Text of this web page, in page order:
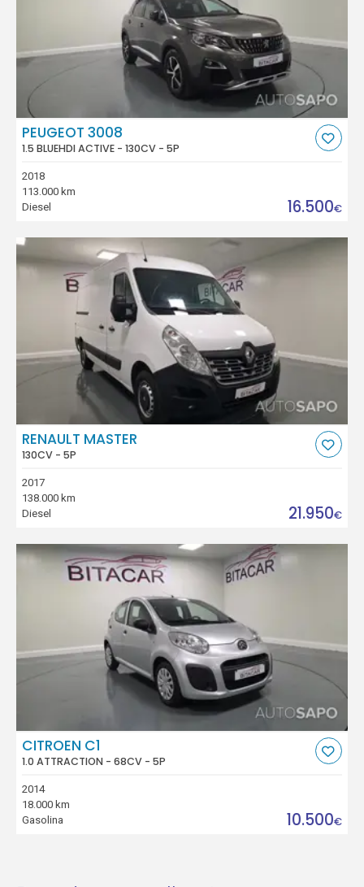
PEUGEOT 3008
1.5 BLUEHDI ACTIVE - 130CV - 5P
2018
113.000 km
Diesel
16.500€
RENAULT MASTER
130CV - 5P
2017
138.000 km
Diesel
21.950€
CITROEN C1
1.0 ATTRACTION - 68CV - 5P
2014
18.000 km
Gasolina
10.500€